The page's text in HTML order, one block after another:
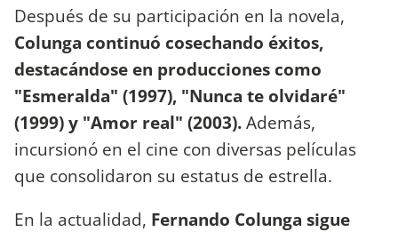
Después de su participación en la novela,
Colunga continuó cosechando éxitos,
destacándose en producciones como
"Esmeralda" (1997), "Nunca te olvidaré"
(1999) y "Amor real" (2003).Además,
incursionó en el cine con diversas películas
que consolidaron su estatus de estrella.
En la actualidad, Fernando Colunga sigue